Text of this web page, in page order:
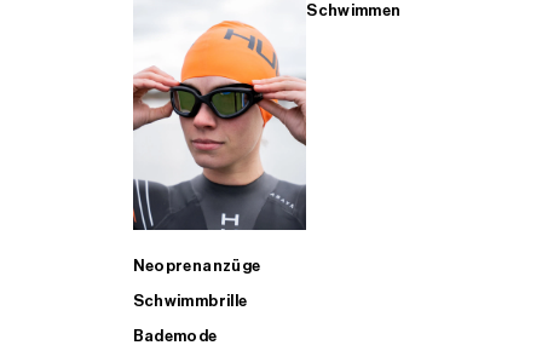
Schwimmen
Neoprenanzüge
Schwimmbrille
Bademode